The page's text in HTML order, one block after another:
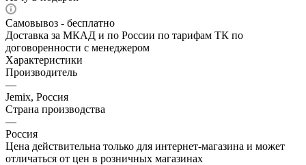
Самовывоз - бесплатно
Доставка за МКАД и по России по тарифам ТК по
договоренности с менеджером
Характеристики
Производитель
—
Jemix, Россия
Страна производства
—
Россия
Цена действительна только для интернет-магазина и может
отличаться от цен в розничных магазинах